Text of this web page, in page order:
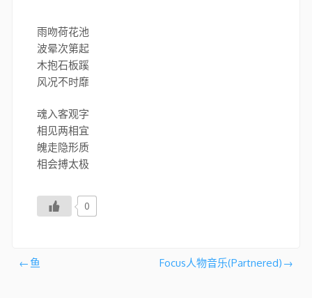
雨吻荷花池
波晕次第起
木抱石板蹊
风况不时靡
魂入客观字
相见两相宜
魄走隐形质
相会搏太极
0
文鱼 Focus人物音乐(Partnered)